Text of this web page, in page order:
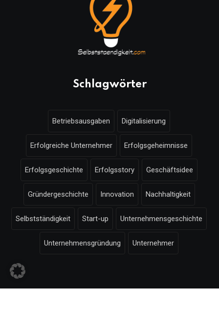
Schlagwörter
Betriebsausgaben Digitalisierung
Erfolgreiche Unternehmer Erfolgsgeheimnisse
Erfolgsgeschichte Erfolgsstory Geschäftsidee
Gründergeschichte Innovation Nachhaltigkeit
Selbstständigkeit Start-up Unternehmensgeschichte
Unternehmensgründung Unternehmer